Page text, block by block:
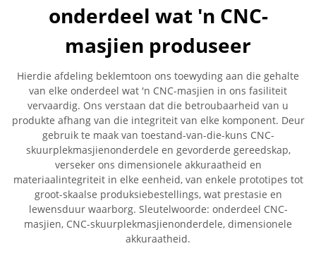
onderdeel wat 'n CNC-
masjien produseer
Hierdie afdeling beklemtoon ons toewyding aan die gehalte
van elke onderdeel wat 'n CNC-masjien in ons fasiliteit
vervaardig. Ons verstaan dat die betroubaarheid van u
produkte afhang van die integriteit van elke komponent. Deur
gebruik te maak van toestand-van-die-kuns CNC-
skuurplekmasjienonderdele en gevorderde gereedskap,
verseker ons dimensionele akkuraatheid en
materiaalintegriteit in elke eenheid, van enkele prototipes tot
groot-skaalse produksiebestellings, wat prestasie en
lewensduur waarborg. Sleutelwoorde: onderdeel CNC-
masjien, CNC-skuurplekmasjienonderdele, dimensionele
akkuraatheid.